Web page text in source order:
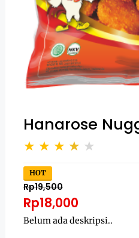
Hanarose
HOT
Rp19,500
Rp18,000
Belum ada deskripsi..